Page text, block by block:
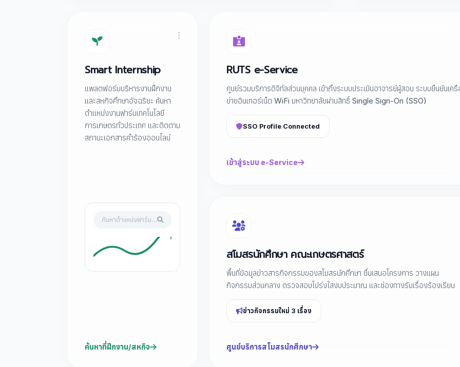
Smart Internship
แพลตฟอร์มบริหารงานฝึกงาน
และสหกิจศึกษาอัจฉริยะ ค้นหา
ตำแหน่งงานฟาร์มเทคโนโลยี
การเกษตรทั่วประเทศ และติดตาม
สถานะเอกสารคำร้องออนไลน์
ค้นหาตำแหน่งฟาร์ม…
ค้นหาที่ฝึกงาน/สหกิจ
RUTS e-Service
ศูนย์รวมบริการดิจิทัลส่วนบุคคล เข้าถึงระบบประเมินอาจารย์ผู้สอน ระบบยืนยันเค
ข่ายอินเทอร์เน็ต WiFi มหาวิทยาลัยผ่านสิทธิ์ Single Sign-On (SSO)
SSO Profile Connected
เข้าสู่ระบบ e-Service
สโมสรนักศึกษา คณะเกษตรศาสตร์
พื้นที่ข้อมูลข่าวสารกิจกรรมของสโมสรนักศึกษา ยื่นเสนอโครงการ วางแผน
กิจกรรมส่วนกลาง ตรวจสอบโปร่งใสงบประมาณ และช่องทางรับเรื่องร้องเรียน
ข่าวกิจกรรมใหม่ 3 เรื่อง
ศูนย์บริการสโมสรนักศึกษา